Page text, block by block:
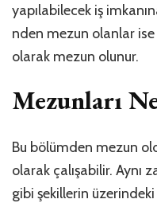
yapılabilecek iş
nden mezun olanlar
olarak mezun olunur.
Mezunları
Bu bölümden mezun
olarak çalışabilir. Aynı
gibi şekillerin